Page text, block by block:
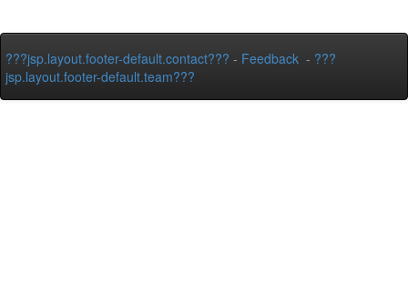
???jsp.layout.footer-default.contact??? - Feedback - ???
jsp.layout.footer-default.team???